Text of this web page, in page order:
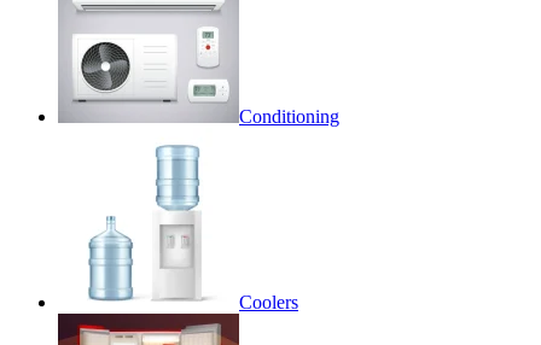
Conditioning
Coolers